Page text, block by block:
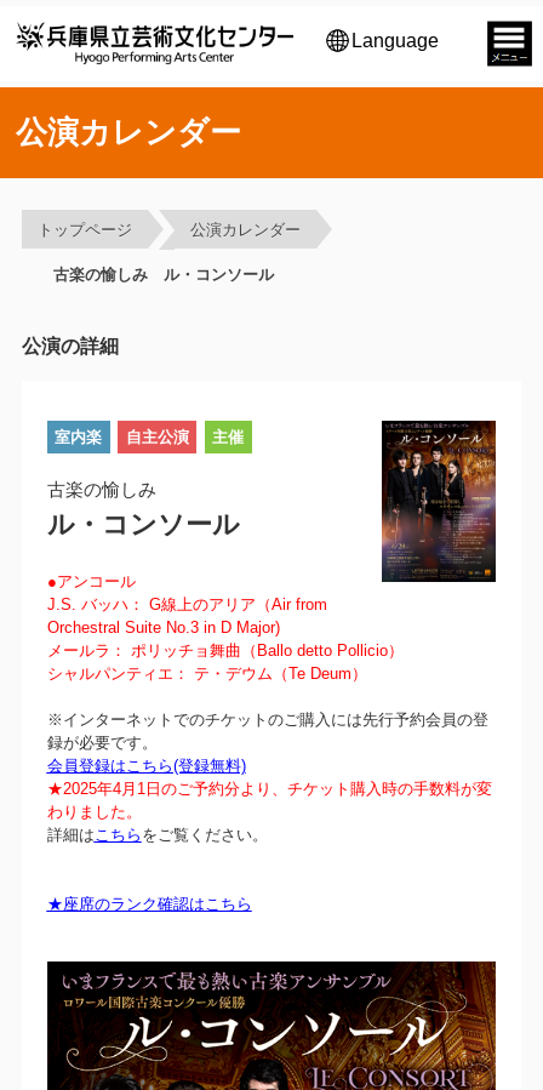
Language
公演カレンダー
トップページ 公演カレンダー
古楽の愉しみ ル・コンソール
公演の詳細
室内楽 自主公演 主催
古楽の愉しみ
ル・コンソール
●アンコール
J.S. バッハ： G線上のアリア（Air from
Orchestral Suite No.3 in D Major)
メールラ： ポリッチョ舞曲（Ballo detto Pollicio）
シャルパンティエ： テ・デウム（Te Deum）
※インターネットでのチケットのご購入には先行予約会員の登
録が必要です。
会員登録はこちら(登録無料)
★2025年4月1日のご予約分より、チケット購入時の手数料が変
わりました。
詳細はこちら をご覧ください。
★座席のランク確認はこちら